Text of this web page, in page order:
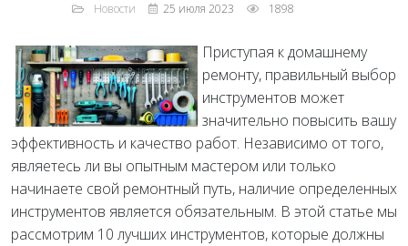
Новости 25 июля 2023 1898
Приступая к домашнему
ремонту, правильный выбор
инструментов может
значительно повысить вашу
эффективность и качество работ. Независимо от того,
являетесь ли вы опытным мастером или только
начинаете свой ремонтный путь, наличие определенных
инструментов является обязательным. В этой статье мы
рассмотрим 10 лучших инструментов, которые должны